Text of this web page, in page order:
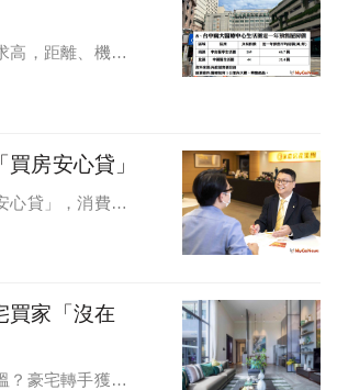
高，距離、機能
房安心貸」
心貸」，消費者
買家「沒在
？豪宅轉手獲利